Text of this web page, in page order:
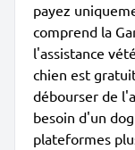
payez
comprend la
l'assistance
chien est
débourser de
besoin d'un
plateformes